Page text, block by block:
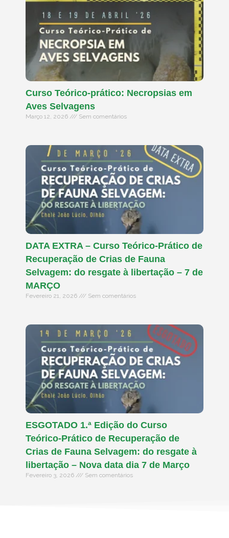
Curso Teórico-prático: Necropsias em
Aves Selvagens
Março 12, 2026 Sem comentários
DATA EXTRA – Curso Teórico-Prático de
Recuperação de Crias de Fauna
Selvagem: do resgate à libertação – 7 de
MARÇO
Fevereiro 21, 2026 Sem comentários
ESGOTADO 1.ª Edição do Curso
Teórico-Prático de Recuperação de
Crias de Fauna Selvagem: do resgate à
libertação – Nova data dia 7 de Março
Fevereiro 3, 2026 Sem comentários